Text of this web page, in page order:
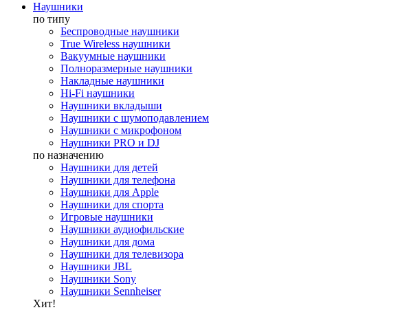
Наушники
по типу
Беспроводные наушники
True Wireless наушники
Вакуумные наушники
Полноразмерные наушники
Накладные наушники
Hi-Fi наушники
Наушники вкладыши
Наушники с шумоподавлением
Наушники с микрофоном
Наушники PRO и DJ
по назначению
Наушники для детей
Наушники для телефона
Наушники для Apple
Наушники для спорта
Игровые наушники
Наушники аудиофильские
Наушники для дома
Наушники для телевизора
Наушники JBL
Наушники Sony
Наушники Sennheiser
Хит!